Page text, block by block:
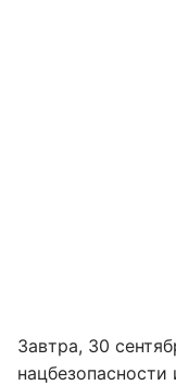
Завтра, 30